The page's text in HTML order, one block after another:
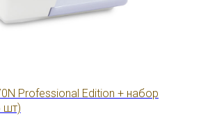
Professional Edition + набор
шт)